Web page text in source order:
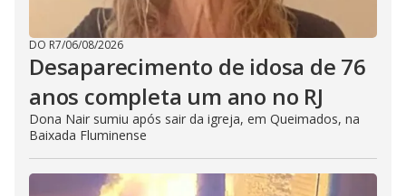
DO R7/06/08/2026
Desaparecimento de idosa de 76
anos completa um ano no RJ
Dona Nair sumiu após sair da igreja, em Queimados, na
Baixada Fluminense